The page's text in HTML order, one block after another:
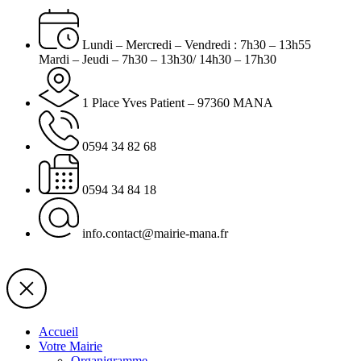
Lundi – Mercredi – Vendredi : 7h30 – 13h55
Mardi – Jeudi – 7h30 – 13h30/ 14h30 – 17h30
1 Place Yves Patient – 97360 MANA
0594 34 82 68
0594 34 84 18
info.contact@mairie-mana.fr
Accueil
Votre Mairie